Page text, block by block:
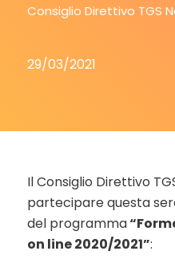
Consiglio Direttivo TGS
29/03/2021
Il Consiglio Direttivo
partecipare questa
del programma
on line 2020/2021”: